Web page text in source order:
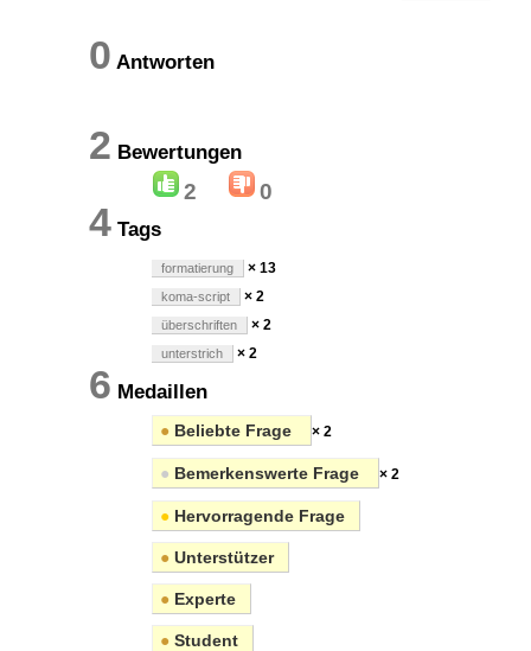
0 Antworten
2 Bewertungen
2 0
4 Tags
formatierung × 13
koma-script × 2
überschriften × 2
unterstrich × 2
6 Medaillen
● Beliebte Frage × 2
● Bemerkenswerte Frage × 2
● Hervorragende Frage
● Unterstützer
● Experte
● Student